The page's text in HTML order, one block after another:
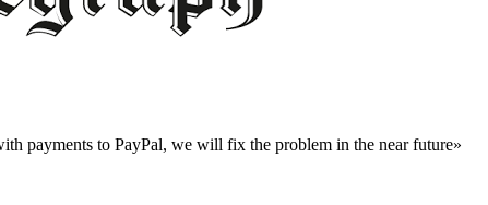
payments to PayPal, we will fix the problem in the near future»